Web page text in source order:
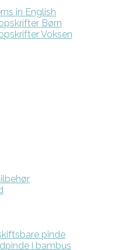
in English
Børn
Voksen
pinde
i bambus